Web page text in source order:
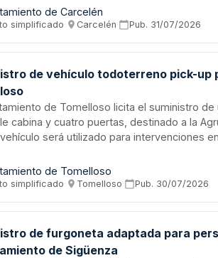
se utiliza en labores de protección civil
de Carcelén
simplificado· Carcelén· Pub. 31/07/2026
de vehículo todoterreno pick-up
de Tomelloso licita el suministro
cabina y cuatro puertas, destinado a la
vehículo será utilizado para intervenciones
rurales y agrícolas con vías no
técnicas necesarias
de Tomelloso
simplificado· Tomelloso· Pub. 30/07/2026
de furgoneta adaptada para
de Sigüenza